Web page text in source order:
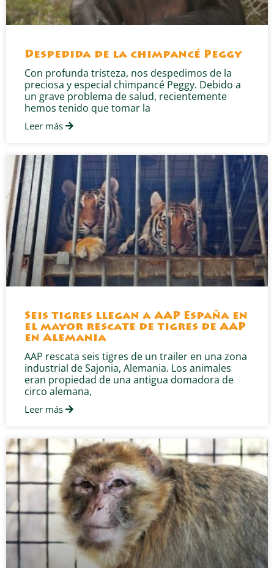
Despedida de la chimpancé Peggy
Con profunda tristeza, nos despedimos de la
preciosa y especial chimpancé Peggy. Debido a
un grave problema de salud, recientemente
hemos tenido que tomar la
Leer más
Seis tigres llegan a AAP España en
el mayor rescate de tigres de AAP
en Alemania
AAP rescata seis tigres de un trailer en una zona
industrial de Sajonia, Alemania. Los animales
eran propiedad de una antigua domadora de
circo alemana,
Leer más